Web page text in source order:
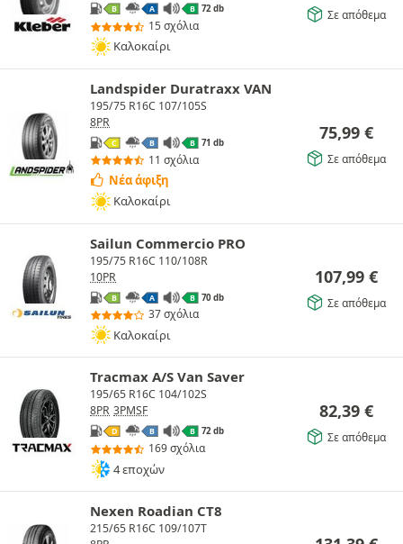
B A B 72 db
15 σχόλια
Καλοκαίρι
Σε απόθεμα
Landspider Duratraxx VAN
195/75 R16C 107/105S
8PR
C B B 71 db
11 σχόλια
Νέα άφιξη
Καλοκαίρι
75,99 €
Σε απόθεμα
Sailun Commercio PRO
195/75 R16C 110/108R
10PR
B A B 70 db
37 σχόλια
Καλοκαίρι
107,99 €
Σε απόθεμα
Tracmax A/S Van Saver
195/65 R16C 104/102S
8PR 3PMSF
D B B 72 db
169 σχόλια
4 εποχών
82,39 €
Σε απόθεμα
Nexen Roadian CT8
215/65 R16C 109/107T